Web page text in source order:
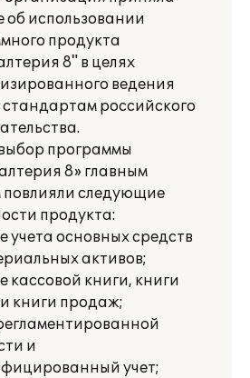
об использовании
продукта
8" в целях
ведения
стандартам российского
программы
8» главным
повлияли следующие
продукта:
учета основных средств
активов;
кассовой книги, книги
книги продаж;
и
учет;